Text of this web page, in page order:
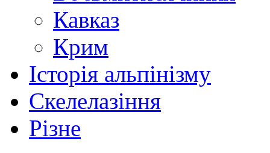
Кавказ
Крим
Історія альпінізму
Скелелазіння
Різне